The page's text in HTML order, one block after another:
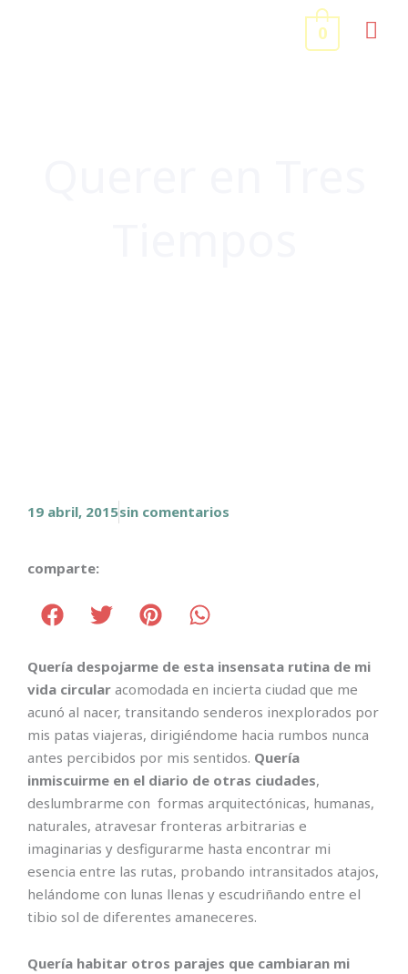
0
19 abril, 2015sin comentarios
comparte:
Quería despojarme de esta insensata rutina de mi
vida circular acomodada en incierta ciudad que me
acunó al nacer, transitando senderos inexplorados por
mis patas viajeras, dirigiéndome hacia rumbos nunca
antes percibidos por mis sentidos. Quería
inmiscuirme en el diario de otras ciudades,
deslumbrarme con formas arquitectónicas, humanas,
naturales, atravesar fronteras arbitrarias e
imaginarias y desfigurarme hasta encontrar mi
esencia entre las rutas, probando intransitados atajos,
helándome con lunas llenas y escudriñando entre el
tibio sol de diferentes amaneceres.
Quería habitar otros parajes que cambiaran mi